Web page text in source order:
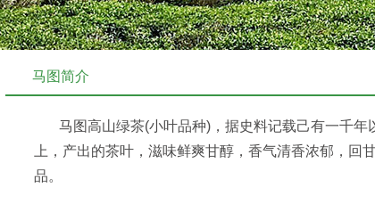
马图简介
马图高山绿茶(小叶品种)，据史料记载己有一千年
上，产出的茶叶，滋味鲜爽甘醇，香气清香浓郁，
品。